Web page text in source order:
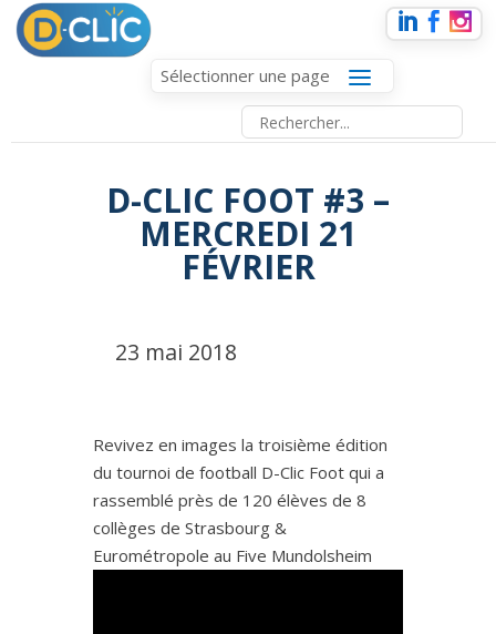
Sélectionner une page
D-CLIC FOOT #3 –
MERCREDI 21
FÉVRIER
23 mai 2018
Revivez en images la troisième édition
du tournoi de football D-Clic Foot qui a
rassemblé près de 120 élèves de 8
collèges de Strasbourg &
Eurométropole au Five Mundolsheim